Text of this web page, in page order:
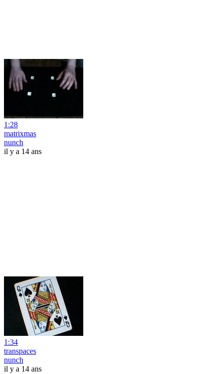
1:28
matrixmas
nunch
il y a 14 ans
1:34
transpaces
nunch
il y a 14 ans